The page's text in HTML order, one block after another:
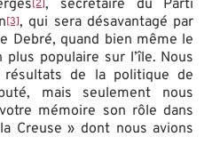
[2], secrétaire du Parti
[3], qui sera désavantagé par
Debré, quand bien même le
populaire sur l’île. Nous
résultats de la politique de
mais seulement nous
mémoire son rôle dans
Creuse » dont nous avions